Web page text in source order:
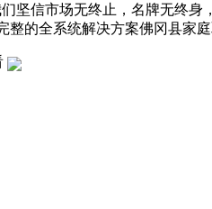
坚信市场无终止，名牌无终身
的全系统解决方案佛冈县家庭